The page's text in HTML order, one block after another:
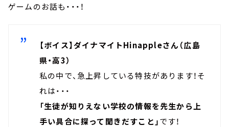
ゲームのお話も・・・！
【ボイス】ダイナマイトHinappleさん（広島
県・高3）
私の中で、急上昇している特技があります！そ
れは・・・
「生徒が知りえない学校の情報を先生から上
手い具合に探って聞きだすこと」です！